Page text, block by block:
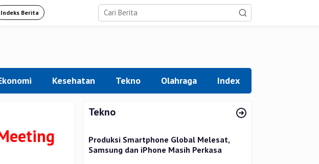
Indeks Berita
Kesehatan Tekno Olahraga Index
Tekno
Produksi Smartphone Global Melesat,
Samsung dan iPhone Masih Perkasa